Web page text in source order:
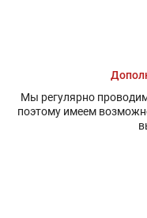
Мы регулярно
поэтому имеем